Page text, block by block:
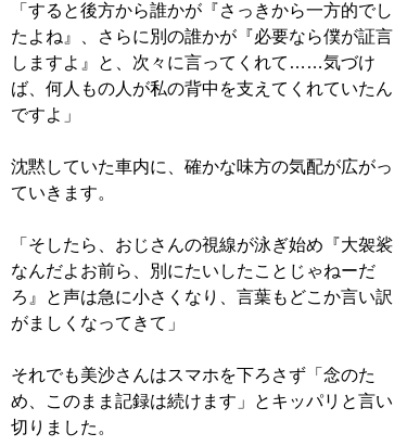
「すると後方から誰かが『さっきから一方的でし
たよね』、さらに別の誰かが『必要なら僕が証言
しますよ』と、次々に言ってくれて……気づけ
ば、何人もの人が私の背中を支えてくれていたん
ですよ」
沈黙していた車内に、確かな味方の気配が広がっ
ていきます。
「そしたら、おじさんの視線が泳ぎ始め『大袈裟
なんだよお前ら、別にたいしたことじゃねーだ
ろ』と声は急に小さくなり、言葉もどこか言い訳
がましくなってきて」
それでも美沙さんはスマホを下ろさず「念のた
め、このまま記録は続けます」とキッパリと言い
切りました。